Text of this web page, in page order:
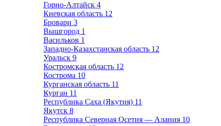
Горно-Алтайск 4
Киевская область 12
Бровари 3
Вышгород 1
Васильков 1
Западно-Казахстанская область 12
Уральск 9
Костромская область 12
Кострома 10
Курганская область 11
Курган 11
Республика Саха (Якутия) 11
Якутск 8
Республика Северная Осетия — Алания 10